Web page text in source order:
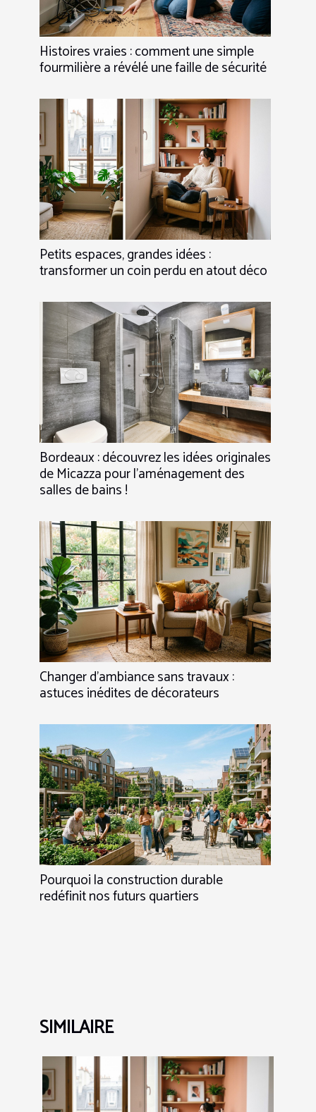
Histoires vraies : comment une simple
fourmilière a révélé une faille de sécurité
Petits espaces, grandes idées :
transformer un coin perdu en atout déco
Bordeaux : découvrez les idées originales
de Micazza pour l’aménagement des
salles de bains !
Changer d’ambiance sans travaux :
astuces inédites de décorateurs
Pourquoi la construction durable
redéfinit nos futurs quartiers
SIMILAIRE